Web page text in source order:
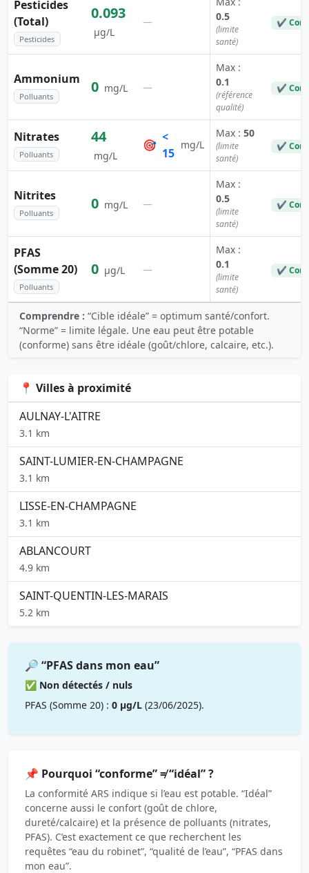
Pesticides
(Total)
Pesticides
0.093
µg/L
—
0.5
(limite
santé)
✔
Ammonium
Polluants
0 mg/L —
Max :
0.1
(référence
qualité)
✔
Nitrates
Polluants
44
mg/L
🎯
<
15
mg/L
Max : 50
(limite
santé)
✔
Nitrites
Polluants
0 mg/L —
Max :
0.5
(limite
santé)
✔
PFAS
(Somme 20)
Polluants
0 µg/L —
Max :
0.1
(limite
santé)
✔
Comprendre : “Cible idéale” = optimum santé/confort.
“Norme” = limite légale. Une eau peut être potable
(conforme) sans être idéale (goût/chlore, calcaire, etc.).
📍 Villes à proximité
AULNAY-L'AITRE
3.1 km
SAINT-LUMIER-EN-CHAMPAGNE
3.1 km
LISSE-EN-CHAMPAGNE
3.1 km
ABLANCOURT
4.9 km
SAINT-QUENTIN-LES-MARAIS
5.2 km
🔎 “PFAS dans mon eau”
✅ Non détectés / nuls
PFAS (Somme 20) : 0 µg/L (23/06/2025).
📌 Pourquoi “conforme” ≠ “idéal” ?
La conformité ARS indique si l’eau est potable. “Idéal”
concerne aussi le confort (goût de chlore,
dureté/calcaire) et la présence de polluants (nitrates,
PFAS). C’est exactement ce que recherchent les
requêtes “eau du robinet”, “qualité de l’eau”, “PFAS dans
mon eau”.